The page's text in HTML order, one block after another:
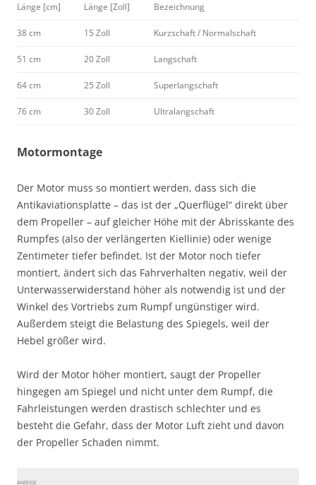
Länge [cm] Länge [Zoll] Bezeichnung
38 cm 15 Zoll Kurzschaft / Normalschaft
51 cm 20 Zoll Langschaft
64 cm 25 Zoll Superlangschaft
76 cm 30 Zoll Ultralangschaft
Motormontage
Der Motor muss so montiert werden, dass sich die
Antikaviationsplatte – das ist der „Querflügel“ direkt über
dem Propeller – auf gleicher Höhe mit der Abrisskante des
Rumpfes (also der verlängerten Kiellinie) oder wenige
Zentimeter tiefer befindet. Ist der Motor noch tiefer
montiert, ändert sich das Fahrverhalten negativ, weil der
Unterwasserwiderstand höher als notwendig ist und der
Winkel des Vortriebs zum Rumpf ungünstiger wird.
Außerdem steigt die Belastung des Spiegels, weil der
Hebel größer wird.
Wird der Motor höher montiert, saugt der Propeller
hingegen am Spiegel und nicht unter dem Rumpf, die
Fahrleistungen werden drastisch schlechter und es
besteht die Gefahr, dass der Motor Luft zieht und davon
der Propeller Schaden nimmt.
ANZEIGE